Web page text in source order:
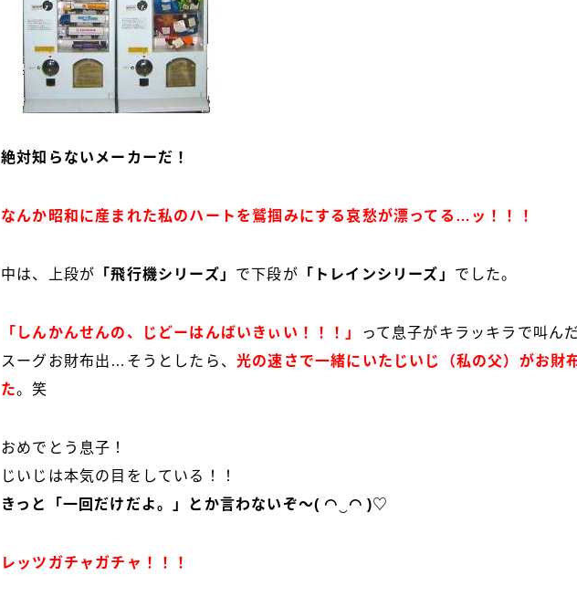
絶対知らないメーカーだ！
なんか昭和に産まれた私のハートを鷲掴みにする哀愁が漂ってる…ッ！！！
中は、上段が 「飛行機シリーズ」 で下段が 「トレインシリーズ」 でした。
「しんかんせんの、じどーはんばいきぃい！！！」
って息子がキラッキラで叫ん
スーグお財布出…そうとしたら、 光の速さで一緒にいたじいじ（私の父）がお財
た。笑
おめでとう息子！
じいじは本気の目をしている！！
きっと「一回だけだよ。」とか言わないぞ〜( ◠‿◠ )♡
レッツガチャガチャ！！！